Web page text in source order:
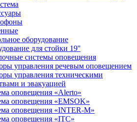
оборудование
для стойки 19''
системы оповещения
управления речевым оповещением
управления техническими
и эвакуацией
оповещения «Alerto»
оповещения «EMSOK»
оповещения «INTER-M»
оповещения «ITC»